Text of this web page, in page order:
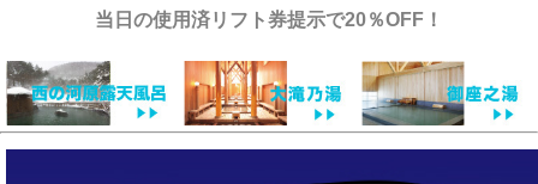
当日の使用済リフト券提示で20％OFF！